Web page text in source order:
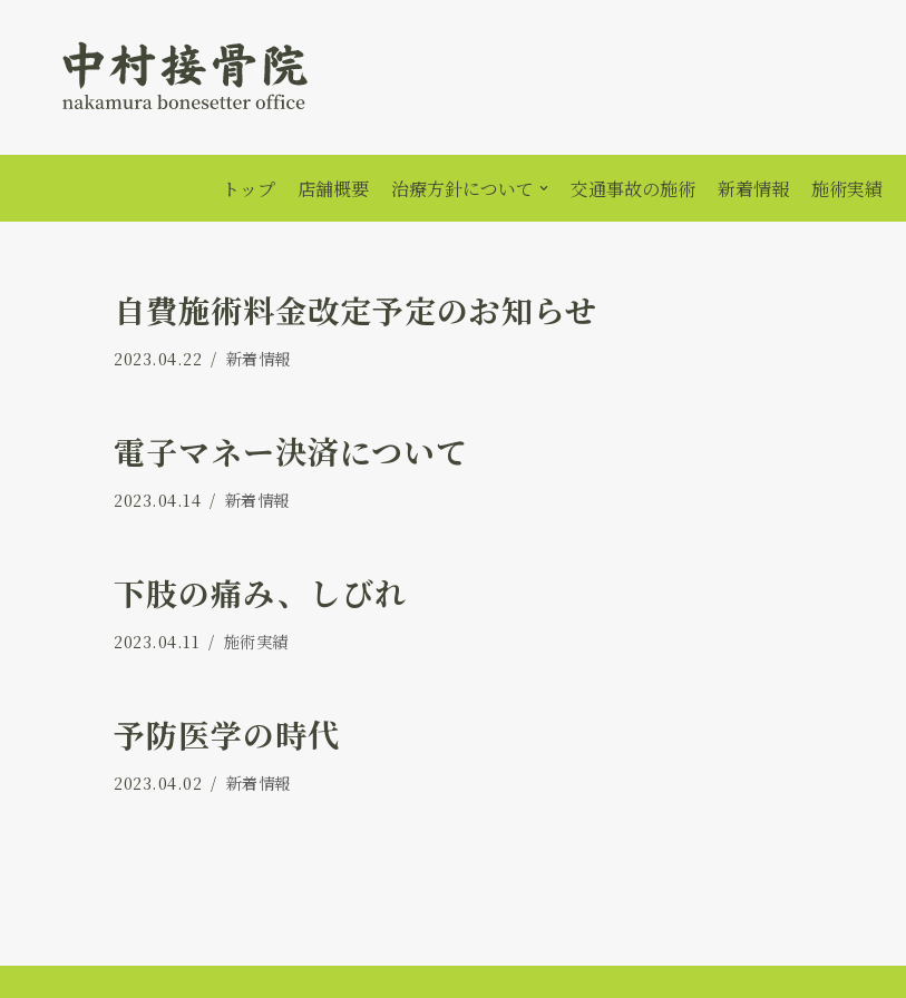
ン
へ
トップ 店舗概要 治療方針について 交通事故の施術 新着情報 施術実績
自費施術料金改定予定のお知らせ
2023.04.22 新着情報
電子マネー決済について
2023.04.14 新着情報
下肢の痛み、しびれ
2023.04.11 施術実績
予防医学の時代
2023.04.02 新着情報